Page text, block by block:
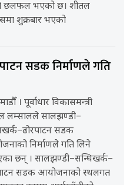
छलफल भएको छ। शीतल
शुक्रबार भएको
सडक निर्माणले गति
। पूर्वाधार विकासमन्त्री
लम्सालले सालझण्डी–
सडक
निर्माणले गति लिने
छन् । सालझण्डी–सन्धिखर्क–
सडक आयोजनाको स्थलगत